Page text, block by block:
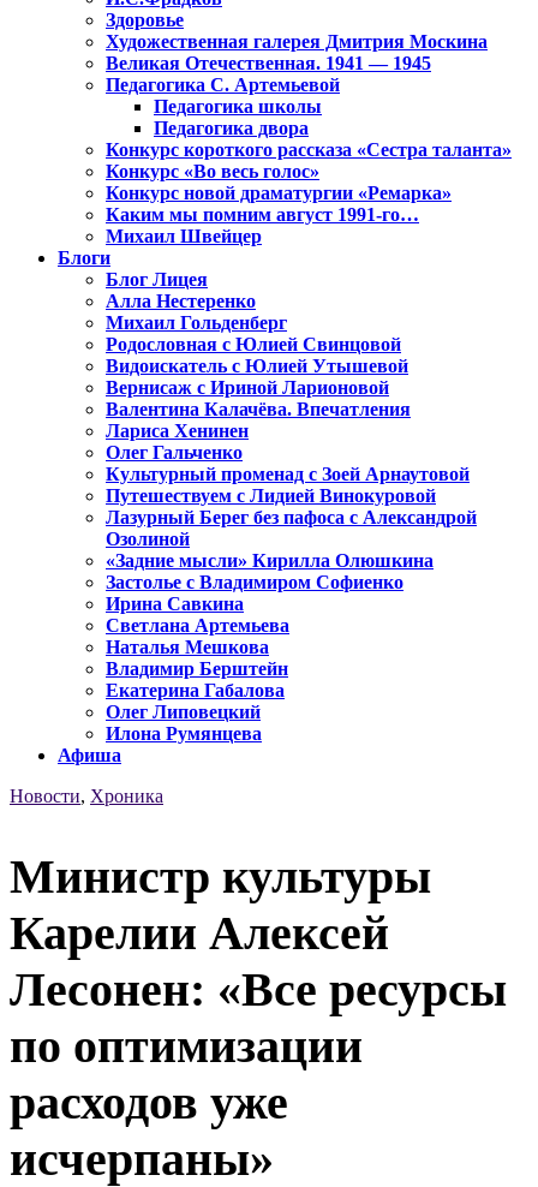
Здоровье
Художественная галерея Дмитрия Москина
Великая Отечественная. 1941 — 1945
Педагогика С. Артемьевой
Педагогика школы
Педагогика двора
Конкурс короткого рассказа «Сестра таланта»
Конкурс «Во весь голос»
Конкурс новой драматургии «Ремарка»
Каким мы помним август 1991-го…
Михаил Швейцер
Блоги
Блог Лицея
Алла Нестеренко
Михаил Гольденберг
Родословная с Юлией Свинцовой
Видоискатель с Юлией Утышевой
Вернисаж с Ириной Ларионовой
Валентина Калачёва. Впечатления
Лариса Хенинен
Олег Гальченко
Культурный променад с Зоей Арнаутовой
Путешествуем с Лидией Винокуровой
Лазурный Берег без пафоса с Александрой
Озолиной
«Задние мысли» Кирилла Олюшкина
Застолье с Владимиром Софиенко
Ирина Савкина
Светлана Артемьева
Наталья Мешкова
Владимир Берштейн
Екатерина Габалова
Олег Липовецкий
Илона Румянцева
Афиша
Новости, Хроника
Министр культуры
Карелии Алексей
Лесонен: «Все ресурсы
по оптимизации
расходов уже
исчерпаны»